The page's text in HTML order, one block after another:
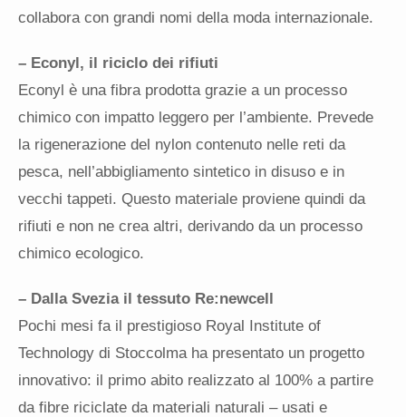
collabora con grandi nomi della moda internazionale.
– Econyl, il riciclo dei rifiuti
Econyl è una fibra prodotta grazie a un processo
chimico con impatto leggero per l’ambiente. Prevede
la rigenerazione del nylon contenuto nelle reti da
pesca, nell’abbigliamento sintetico in disuso e in
vecchi tappeti. Questo materiale proviene quindi da
rifiuti e non ne crea altri, derivando da un processo
chimico ecologico.
– Dalla Svezia il tessuto Re:newcell
Pochi mesi fa il prestigioso Royal Institute of
Technology di Stoccolma ha presentato un progetto
innovativo: il primo abito realizzato al 100% a partire
da fibre riciclate da materiali naturali – usati e